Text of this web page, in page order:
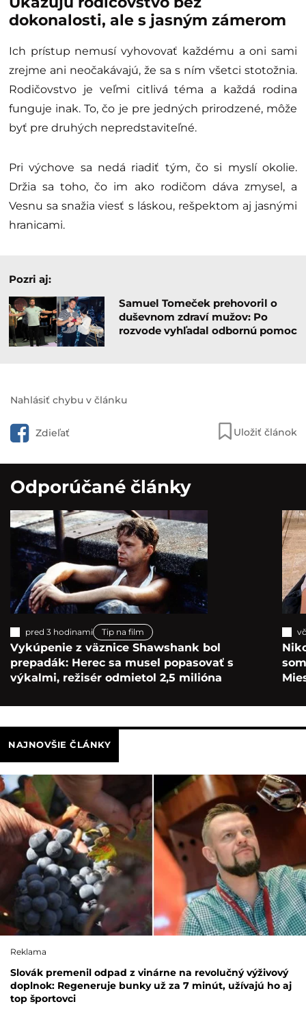
dokonalosti, ale s jasným zámerom
Ich prístup nemusí vyhovovať každému a oni sami
zrejme ani neočakávajú, že sa s ním všetci stotožnia.
Rodičovstvo je veľmi citlivá téma a každá rodina
funguje inak. To, čo je pre jedných prirodzené, môže
byť pre druhých nepredstaviteľné.
Pri výchove sa nedá riadiť tým, čo si myslí okolie.
Držia sa toho, čo im ako rodičom dáva zmysel, a
Vesnu sa snažia viesť s láskou, rešpektom aj jasnými
hranicami.
Pozri aj:
Samuel Tomeček prehovoril o
duševnom zdraví mužov: Po
rozvode vyhľadal odbornú pomoc
Nahlásiť chybu v článku
Zdieľať Uložiť článok
Odporúčané články
pred 3 hodinami Tip na film
Vykúpenie z väznice Shawshank bol
prepadák: Herec sa musel popasovať s
výkalmi, režisér odmietol 2,5 milióna
NAJNOVŠIE ČLÁNKY
Reklama
Slovák premenil odpad z vinárne na revolučný výživový
doplnok: Regeneruje bunky už za 7 minút, užívajú ho aj
top športovci